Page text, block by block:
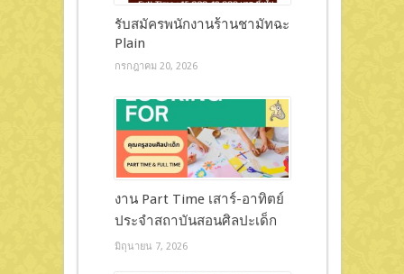
รับสมัครพนักงานร้านชามัทฉะ
Plain
กรกฎาคม 20, 2026
งาน Part Time เสาร์-อาทิตย์
ประจำสถาบันสอนศิลปะเด็ก
มิถุนายน 7, 2026